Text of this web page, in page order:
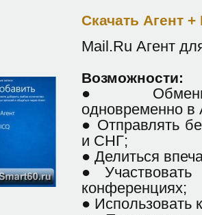
Скачать Агент +
Mail.Ru Агент
Возможности:
●
одновременно в
● Отправлять
и СНГ;
● Делиться
● Участвовать
конференциях;
● Использовать